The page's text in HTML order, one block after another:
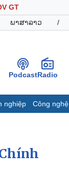
GT
ພາສາລາວ /
PodcastRadio
nghiệp Công nghệ
Khởi nghiệp